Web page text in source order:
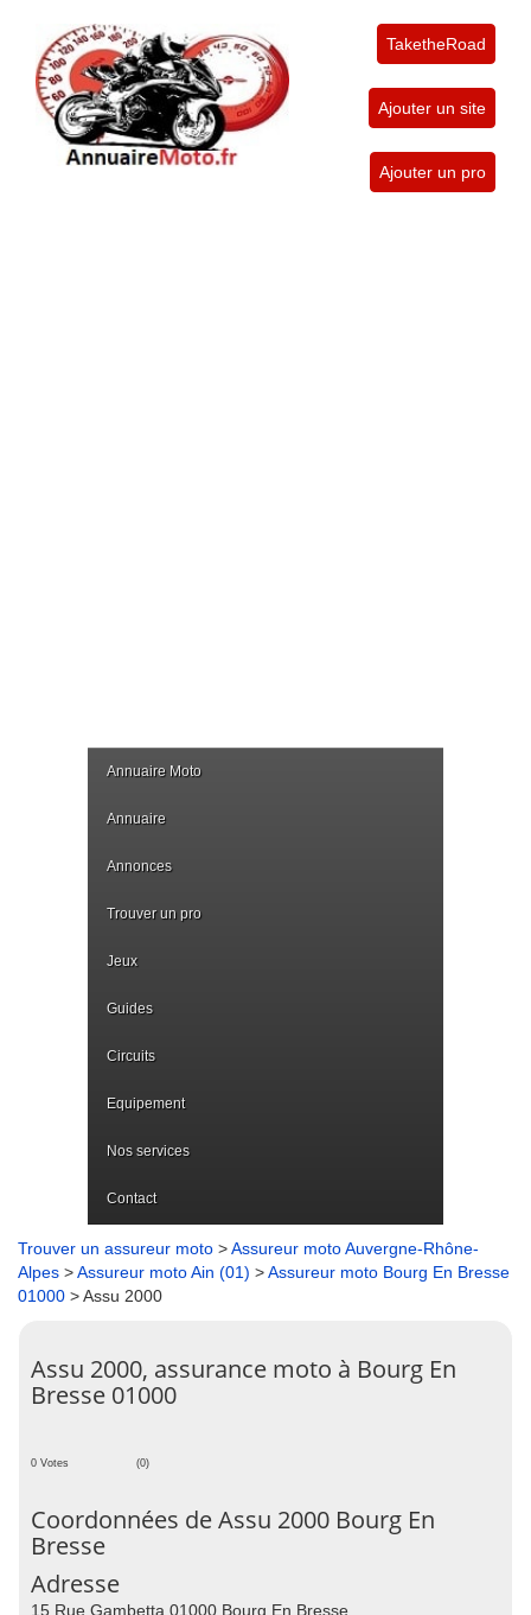
TaketheRoad
Ajouter un site
Ajouter un pro
Annuaire Moto
Annuaire
Annonces
Trouver un pro
Jeux
Guides
Circuits
Equipement
Nos services
Contact
Trouver un assureur moto >Assureur moto Auvergne-Rhône-
Alpes >Assureur moto Ain (01) >Assureur moto Bourg En Bresse
01000 > Assu 2000
Assu 2000, assurance moto à Bourg En
Bresse 01000
0 Votes (0)
Coordonnées de Assu 2000 Bourg En
Bresse
Adresse
15 Rue Gambetta 01000 Bourg En Bresse